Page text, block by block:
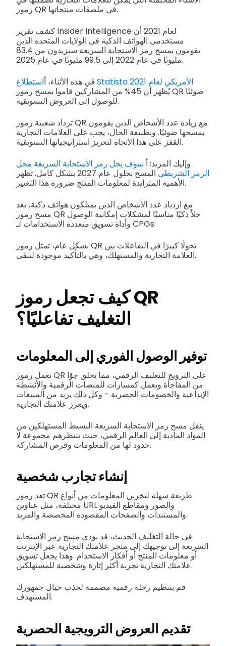
رموز QR في ملصقات منتجاتها.
كشف تقرير Insider Intelligence لعام 2021 أن
مستخدمي الهواتف الذكية في الولايات المتحدة الذين
يقومون بمسح رمز الاستجابة السريعة سيزيدون من 83.4
مليونًا في عام 2022 إلى 99.5 مليونًا في عام 2025.
في هذه الأثناء، أ
استطلاع Statista الأمريكي لعام 2021
يُظهر أن 45% من المشاركين قاموا بمسح رموز QR ضوئيًا
للوصول إلى العروض التسويقية.
تزداد شعبية رموز QR مع زيادة عدد الأشخاص الذين يقومون
بمسحها ضوئيًا. وبطبيعة الحال، يجب على العلامات التجارية
القفز على هذا الاتجاه لتعزيز استراتيجياتها التسويقية.
وإليك المزيد: أ سوف يحل رمز الاستجابة السريعة محل
الرمز الشريطي
المسح بحلول عام 2027 بشكل كامل. تظهر
الأهمية المتزايدة لمعلومات المنتج ضرورة هذا التغيير.
مع ازدياد عدد الأشخاص الذين يمتلكون هواتف ذكية، يعد
مسح رموز QR حلاً ذكيًا مناسبًا لمشكلات إمكانية الوصول
وأداة تسويق متعددة الاستخدامات لـ CPGs.
بشكل عام، تمثل رموز QR تحولًا كبيرًا في التفاعلات بين
العلامة التجارية والمستهلك، وهي بالتأكيد موجودة لتبقى.
كيف تجعل رموز QR
التغليف تفاعليًا؟
توفير الوصول الفوري إلى المعلومات
تعمل رموز QR على الترويج للتغليف الرقمي، مما يخلق جوًا
من المفاجأة ويعمل كمسارات للمنصات الرقمية والأنشطة
الإبداعية والخصومات الحصرية - وكل ذلك يزيد من المبيعات
ويعزز علامتك التجارية.
ينقل مسح رمز الاستجابة السريعة البسيط المستهلكين من
المواد المادية إلى العالم الرقمي، حيث تنتظرهم مجموعة لا
حدود لها من المعلومات وفرص المشاركة.
إنشاء تجارب شخصية
تعد رموز QR طريقة سهلة لتخزين المعلومات من أنواع
مختلفة، مثل عناوين URL والصور ومقاطع الفيديو
والمستندات والصفحات المقصودة المخصصة والمزيد.
في حالة التغليف الحديث، قد يؤدي مسح رمز الاستجابة
السريعة إلى توجيهك إلى متجر علامتك التجارية عبر الإنترنت
أو معلومات المنتج أو أفكار الاستخدام. وهذا يجعل تسويق
علامتك التجارية تجربة أكثر إثارة وشخصية للمستهلكين.
قم بتنظيم رحلة رقمية مصممة لجذب خيال جمهورك
المستهدف.
تقديم العروض الترويجية الحصرية